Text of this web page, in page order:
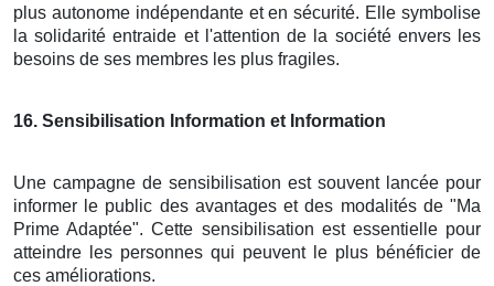
plus autonome indépendante et en sécurité. Elle symbolise
la solidarité entraide et l'attention de la société envers les
besoins de ses membres les plus fragiles.
16. Sensibilisation Information et Information
Une campagne de sensibilisation est souvent lancée pour
informer le public des avantages et des modalités de "Ma
Prime Adaptée". Cette sensibilisation est essentielle pour
atteindre les personnes qui peuvent le plus bénéficier de
ces améliorations.